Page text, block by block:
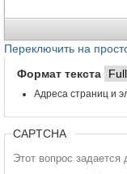
Переключить на
Формат текста
Адреса страниц и
CAPTCHA
Этот вопрос